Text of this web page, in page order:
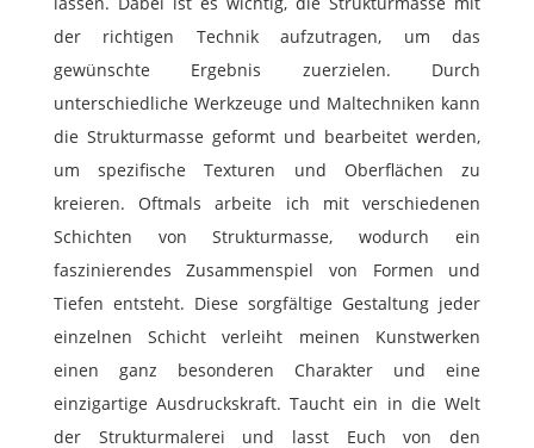
der richtigen Technik aufzutragen, um das
gewünschte Ergebnis zuerzielen. Durch
unterschiedliche Werkzeuge und Maltechniken kann
die Strukturmasse geformt und bearbeitet werden,
um spezifische Texturen und Oberflächen zu
kreieren. Oftmals arbeite ich mit verschiedenen
Schichten von Strukturmasse, wodurch ein
faszinierendes Zusammenspiel von Formen und
Tiefen entsteht. Diese sorgfältige Gestaltung jeder
einzelnen Schicht verleiht meinen Kunstwerken
einen ganz besonderen Charakter und eine
einzigartige Ausdruckskraft. Taucht ein in die Welt
der Strukturmalerei und lasst Euch von den